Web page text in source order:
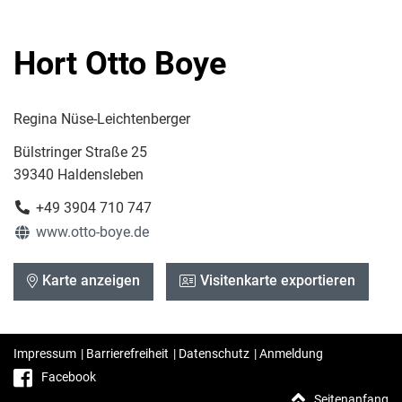
Hort Otto Boye
Regina Nüse-Leichtenberger
Bülstringer Straße 25
39340 Haldensleben
+49 3904 710 747
www.otto-boye.de
Karte anzeigen Visitenkarte exportieren
Impressum | Barrierefreiheit | Datenschutz |Anmeldung
Facebook